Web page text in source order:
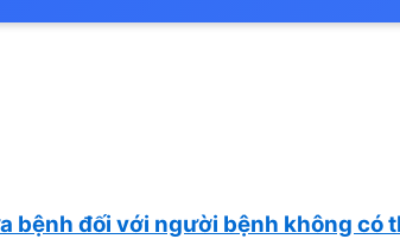
bệnh đối với người bệnh không